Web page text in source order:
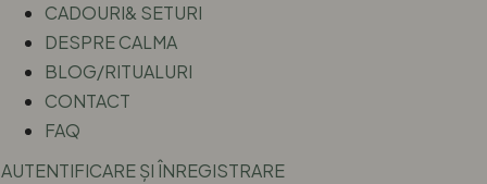
CADOURI& SETURI
DESPRE CALMA
BLOG/RITUALURI
CONTACT
FAQ
AUTENTIFICARE ȘI ÎNREGISTRARE